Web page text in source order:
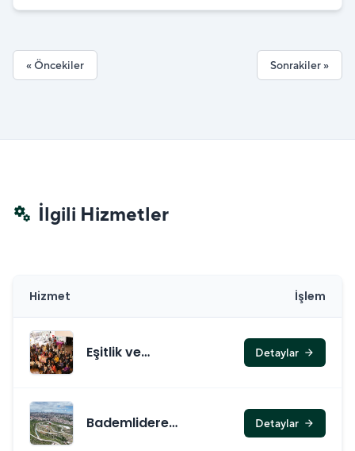
Eğitimlere Başladı
« Öncekiler Sonrakiler »
miscellaneous_services İlgili Hizmetler
Hizmet İşlem
Eşitlik ve
Detaylar arrow_forward
Bademlidere
Detaylar arrow_forward